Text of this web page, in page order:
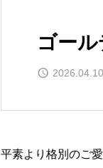
ゴー
2026.04.10
平素より格別のご